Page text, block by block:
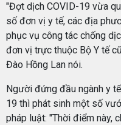
"Đợt dịch COVID-19 vừa
số đơn vị y tế, các địa
phục vụ công tác chống
đơn vị trực thuộc Bộ Y tế
Đào Hồng Lan nói.
Người đứng đầu ngành y
19 thì phát sinh một số
pháp luật: "Thời điểm này,